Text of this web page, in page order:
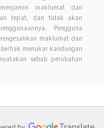
maklumat dan
tepat, dan tidak akan
Pengguna
maklumat dan
menukar kandungan
sebab perubahan